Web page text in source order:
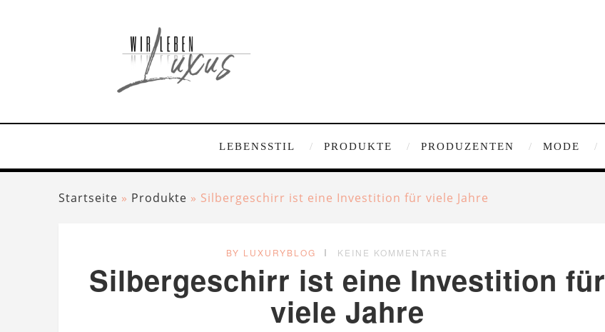
LEBENSSTIL PRODUKTE PRODUZENTEN MODE
Startseite » Produkte » Silbergeschirr ist eine Investition für viele Jahre
BY LUXURYBLOG KEINE KOMMENTARE
Silbergeschirr ist eine Investition für
viele Jahre